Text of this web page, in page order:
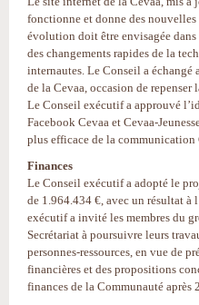
fonctionne et donne des nouvelles
évolution doit être envisagée
des changements rapides de la
internautes. Le Conseil a
de la Cevaa, occasion de
Le Conseil exécutif a approuvé
Facebook Cevaa et Cevaa-
plus efficace de la communication
Finances
Le Conseil exécutif a adopté le
de 1.964.434 €, avec un résultat
exécutif a invité les membres du
Secrétariat à poursuivre leurs
personnes-ressources, en vue de
financières et des propositions
finances de la Communauté après